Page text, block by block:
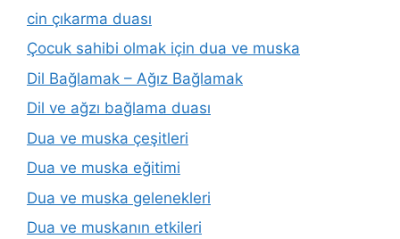
cin çıkarma duası
Çocuk sahibi olmak için dua ve muska
Dil Bağlamak – Ağız Bağlamak
Dil ve ağzı bağlama duası
Dua ve muska çeşitleri
Dua ve muska eğitimi
Dua ve muska gelenekleri
Dua ve muskanın etkileri